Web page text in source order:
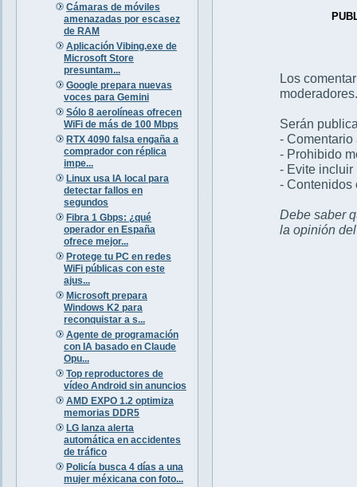
Cámaras de móviles
amenazadas por escasez
de RAM
Aplicación Vibing.exe de
Microsoft Store
presuntam...
Google prepara nuevas
voces para Gemini
Sólo 8 aerolíneas ofrecen
WiFi de más de 100 Mbps
RTX 4090 falsa engaña a
comprador con réplica
impe...
Linux usa IA local para
detectar fallos en
segundos
Fibra 1 Gbps: ¿qué
operador en España
ofrece mejor...
Protege tu PC en redes
WiFi públicas con este
ajus...
Microsoft prepara
Windows K2 para
reconquistar a s...
Agente de programación
con IA basado en Claude
Opu...
Top reproductores de
vídeo Android sin anuncios
AMD EXPO 1.2 optimiza
memorias DDR5
LG lanza alerta
automática en accidentes
de tráfico
Policía busca 4 días a una
mujer méxicana con foto...
Los
moderadores.
Serán
- Comentario
- Prohibido
- Evite incluir
- Contenidos
Debe saber
la opinión